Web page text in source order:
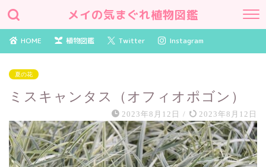
メイの気まぐれ植物図鑑
HOME 植物図鑑 Twitter Instagram
夏の花
ミスキャンタス（オフィオポゴン）
2023年8月12日 / 2023年8月12日